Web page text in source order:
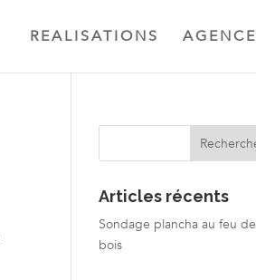
REALISATIONS AGENCE
Articles récents
Sondage plancha au feu de
bois